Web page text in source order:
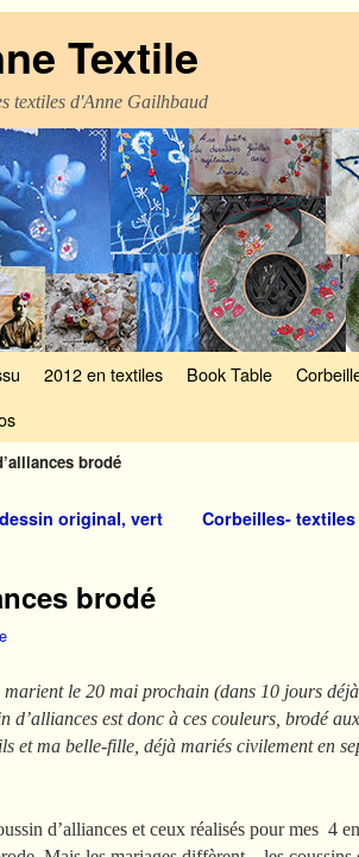
Textile
textiles d'Anne Gailhbaud
2012 en textiles Book Table
brodé
original, vert
Corbeilles-
brodé
marient le 20 mai prochain (dans 10 jours
d’alliances est donc à ces couleurs, brodé
et ma belle-fille, déjà mariés civilement en
d’alliances et ceux réalisés pour mes 4